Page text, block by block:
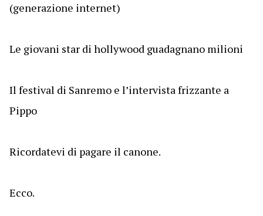
(generazione internet)
Le giovani star di hollywood guadagnano milioni
Il festival di Sanremo e l’intervista frizzante a
Pippo
Ricordatevi di pagare il canone.
Ecco.